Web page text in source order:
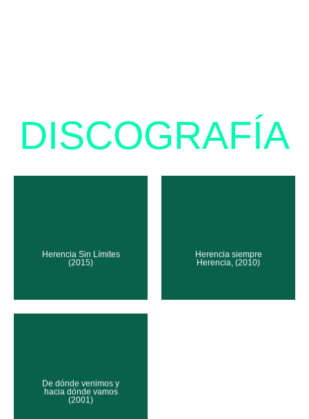
Herencia Sin Límites
(2015)
Herencia siempre
Herencia, (2010)
De dónde venimos y
hacia dónde vamos
(2001)
DISCOGRAFÍA